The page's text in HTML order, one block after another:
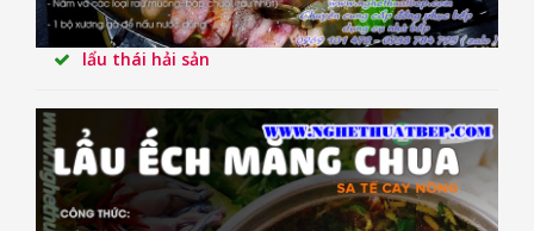
lẩu thái hải sản